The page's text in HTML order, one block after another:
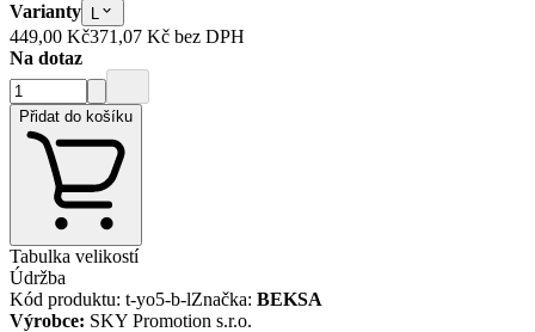
Varianty L
449,00 Kč371,07 Kč bez DPH
Na dotaz
Přidat do košíku
Tabulka velikostí
Údržba
Kód produktu: t-yo5-b-lZnačka: BEKSA
Výrobce: SKY Promotion s.r.o.